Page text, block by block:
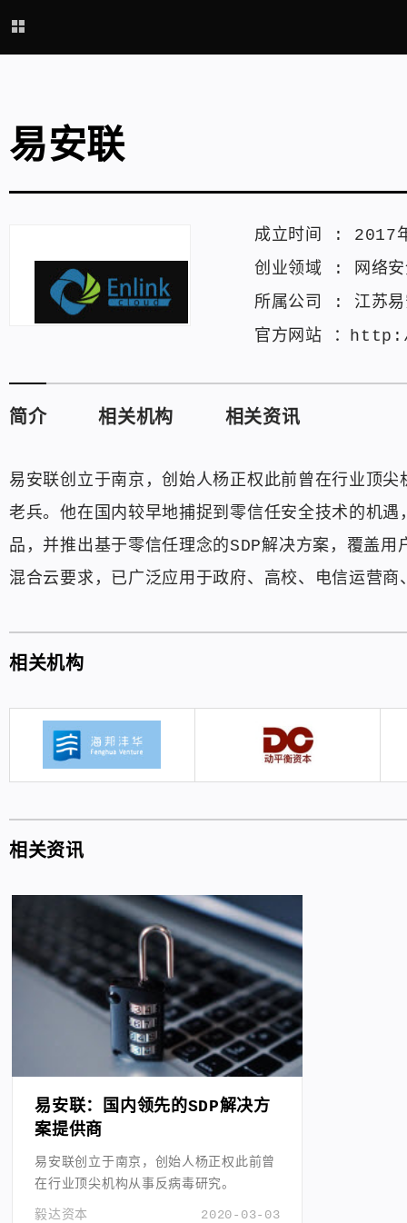
易安联
成立时间 : 2017
创业领域 :
网络
所属公司 : 江苏
官方网站 ：
简介 相关机构 相关资讯
易安联创立于南京，创始人杨正权此前曾在行业顶
老兵。他在国内较早地捕捉到零信任安全技术的机
品，并推出基于零信任理念的SDP解决方案，覆盖
混合云要求，已广泛应用于政府、高校、电信运营
相关机构
相关资讯
易安联：国内领先的SDP解决方
案提供商
易安联创立于南京，创始人杨正权此前曾
在行业顶尖机构从事反病毒研究。
2020-03-03
毅达资本